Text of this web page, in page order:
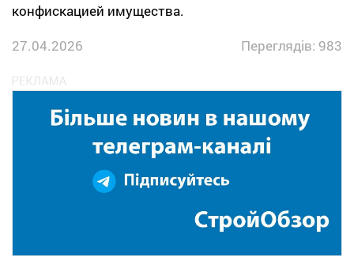
конфискацией имущества.
27.04.2026
Переглядів: 983